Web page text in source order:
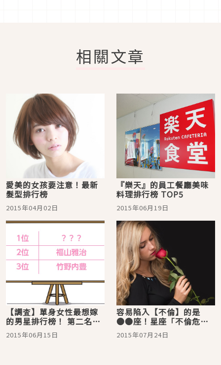
相關文章
愛美的女孩要注意！最新
髮型排行榜
2015年04月02日
『樂天』的員工餐廳美味
料理排行榜 TOP5
2015年06月19日
【調査】單身女性最想嫁
的男星排行榜！ 第二名福
山雅治，第一名是？
2015年06月15日
容易陷入【不倫】的是
●●座！星座「不倫危險
度」排行榜
2015年07月24日